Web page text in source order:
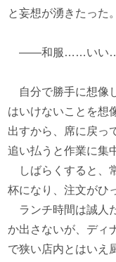
と妄想が湧きたった。
――和服……いい
自分で勝手に想像
はいけないことを想
出すから、席に戻っ
追い払うと作業に集
しばらくすると、
杯になり、注文がひ
ランチ時間は誠人
か出さないが、ディ
で狭い店内とはいえ